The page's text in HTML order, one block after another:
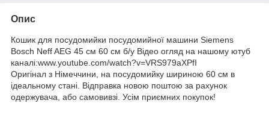
Опис
Кошик для посудомийки посудомийної машини Siemens
Bosch Neff AEG 45 см 60 см б/у Відео огляд на нашому ютуб
каналі:www.youtube.com/watch?v=VRS979aXPfI
Оригінал з Німеччини, на посудомийку шириною 60 см в
ідеальному стані. Відправка новою поштою за рахунок
одержувача, або самовивзі. Усім приємних покупок!